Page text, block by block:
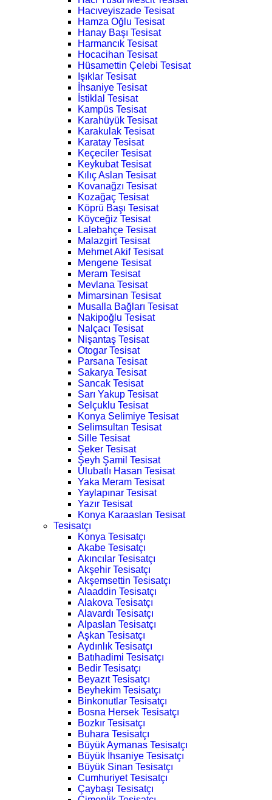
Hacıveyiszade Tesisat
Hamza Oğlu Tesisat
Hanay Başı Tesisat
Harmancık Tesisat
Hocacihan Tesisat
Hüsamettin Çelebi Tesisat
Işıklar Tesisat
İhsaniye Tesisat
İstiklal Tesisat
Kampüs Tesisat
Karahüyük Tesisat
Karakulak Tesisat
Karatay Tesisat
Keçeciler Tesisat
Keykubat Tesisat
Kılıç Aslan Tesisat
Kovanağzı Tesisat
Kozağaç Tesisat
Köprü Başı Tesisat
Köyceğiz Tesisat
Lalebahçe Tesisat
Malazgirt Tesisat
Mehmet Akif Tesisat
Mengene Tesisat
Meram Tesisat
Mevlana Tesisat
Mimarsinan Tesisat
Musalla Bağları Tesisat
Nakipoğlu Tesisat
Nalçacı Tesisat
Nişantaş Tesisat
Otogar Tesisat
Parsana Tesisat
Sakarya Tesisat
Sancak Tesisat
Sarı Yakup Tesisat
Selçuklu Tesisat
Konya Selimiye Tesisat
Selimsultan Tesisat
Sille Tesisat
Şeker Tesisat
Şeyh Şamil Tesisat
Ulubatlı Hasan Tesisat
Yaka Meram Tesisat
Yaylapınar Tesisat
Yazır Tesisat
Konya Karaaslan Tesisat
Tesisatçı
Konya Tesisatçı
Akabe Tesisatçı
Akıncılar Tesisatçı
Akşehir Tesisatçı
Akşemsettin Tesisatçı
Alaaddin Tesisatçı
Alakova Tesisatçı
Alavardı Tesisatçı
Alpaslan Tesisatçı
Aşkan Tesisatçı
Aydınlık Tesisatçı
Batıhadimi Tesisatçı
Bedir Tesisatçı
Beyazıt Tesisatçı
Beyhekim Tesisatçı
Binkonutlar Tesisatçı
Bosna Hersek Tesisatçı
Bozkır Tesisatçı
Buhara Tesisatçı
Büyük Aymanas Tesisatçı
Büyük İhsaniye Tesisatçı
Büyük Sinan Tesisatçı
Cumhuriyet Tesisatçı
Çaybaşı Tesisatçı